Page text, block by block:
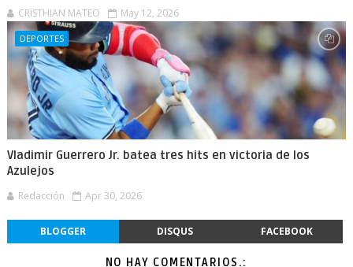
CRISTHIAN MATEO May 12, 2026
DEPORTES
Vladimir Guerrero Jr. batea tres hits en victoria de los
Azulejos
Redacción Apr 30, 2026
BLOGGER DISQUS FACEBOOK
NO HAY COMENTARIOS.: